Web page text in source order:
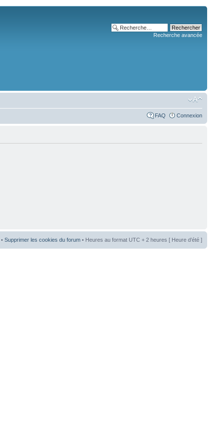
Recherche avancée
FAQ Connexion
• Supprimer les cookies du forum • Heures au format UTC + 2 heures [ Heure d’été ]